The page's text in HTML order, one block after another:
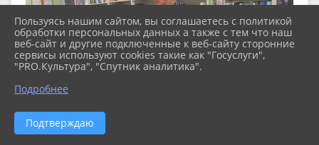
Пользуясь нашим сайтом, вы соглашаетесь с политикой
обработки персональных данных а также с тем что наш
веб-сайт и другие подключенные к веб-сайту сторонние
сервисы используют cookies такие как "Госуслуги",
"PRO.Культура", "Спутник аналитика".
Подробнее
Подтверждаю